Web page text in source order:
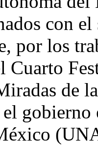
con
por los
Cuarto
de